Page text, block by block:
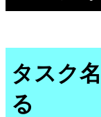
タスク
る